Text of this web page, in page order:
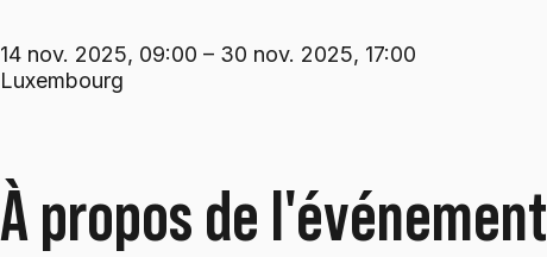
14 nov. 2025, 09:00 – 30 nov. 2025, 17:00
Luxembourg
À propos de l'événement